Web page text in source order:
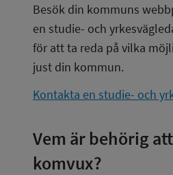
Besök din kommuns
en studie- och
för att ta reda på vilka
just din kommun.
Kontakta en studie- och
Vem är behörig
komvux?